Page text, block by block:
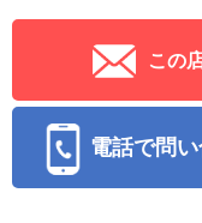
この
電話で問い